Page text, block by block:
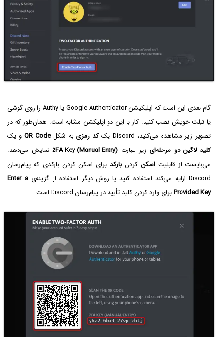
گام بعدی این است که اپلیکیشن Google Authenticator یا Authy را روی گوشی
یا تبلت خویش نصب کنید. کار با این دو اپلیکشن مشابه است. همان‌طور که در
تصویر زیر مشاهده می‌کنید، Discord یک
کد رمزی به شکلQR Codeو یک
کلید لاگین دو مرحله‌ای زیر عبارت 2FA Key (Manual Entry)نمایش می‌دهد.
می‌بایست از قابلیت اسکنکردنبارکد برای اسکن کردن بارکدی که پیام‌رسان
Discord ارایه می‌کند استفاده کنید یا روش دیگر استفاده از گزینه‌ی
Enter a
Provided Keyبرای وارد کردن کلید تأیید در پیام‌رسان Discord است.